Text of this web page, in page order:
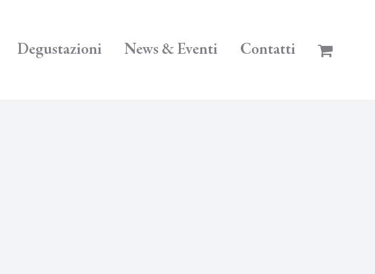
Degustazioni News & Eventi Contatti